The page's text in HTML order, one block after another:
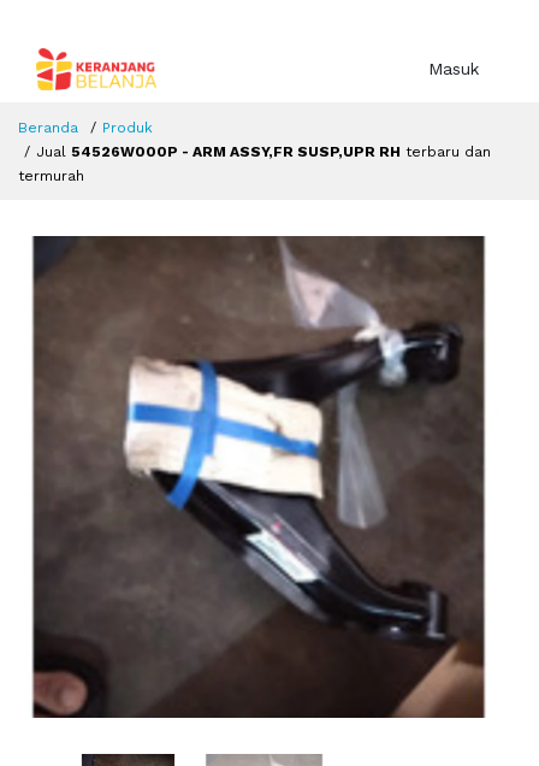
Masuk
Beranda
Produk
Jual 54526W000P - ARM ASSY,FR SUSP,UPR RH terbaru dan
termurah